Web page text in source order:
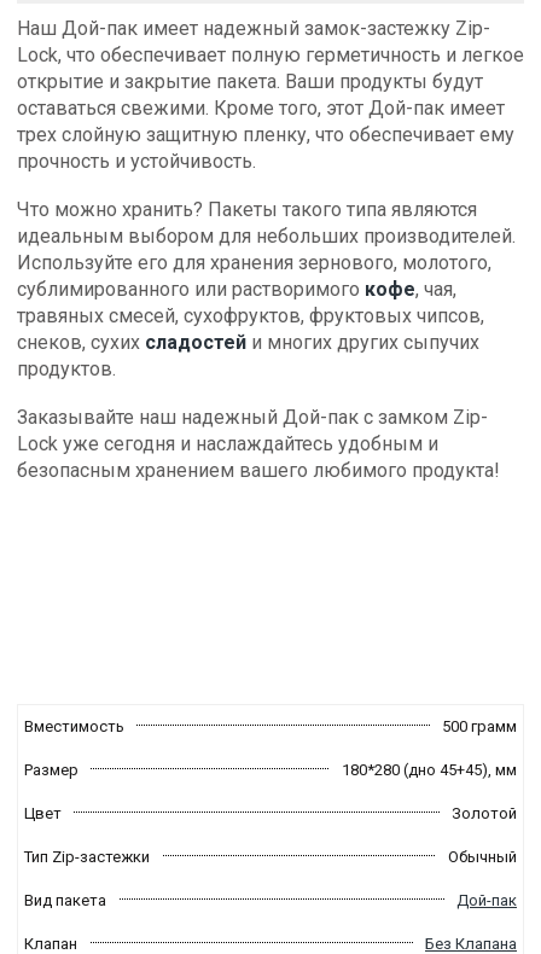
Наш Дой-пак имеет надежный замок-застежку Zip-
Lock, что обеспечивает полную герметичность и легкое
открытие и закрытие пакета. Ваши продукты будут
оставаться свежими. Кроме того, этот Дой-пак имеет
трех слойную защитную пленку, что обеспечивает ему
прочность и устойчивость.
Что можно хранить? Пакеты такого типа являются
идеальным выбором для небольших производителей.
Используйте его для хранения зернового, молотого,
сублимированного или растворимого кофе, чая,
травяных смесей, сухофруктов, фруктовых чипсов,
снеков, сухих сладостей и многих других сыпучих
продуктов.
Заказывайте наш надежный Дой-пак с замком Zip-
Lock уже сегодня и наслаждайтесь удобным и
безопасным хранением вашего любимого продукта!
Вместимость 500 грамм
Размер 180*280 (дно 45+45), мм
Цвет Золотой
Тип Zip-застежки Обычный
Вид пакета Дой-пак
Клапан Без Клапана